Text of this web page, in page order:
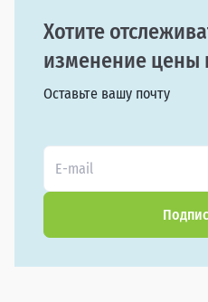
Хотите
изменение цены
Оставьте вашу почту